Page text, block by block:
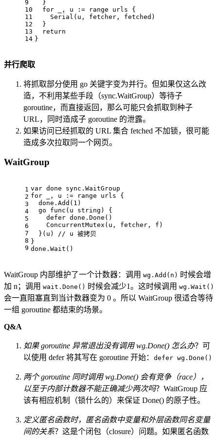
9
10
11
12
13
14
  }
for _, u := range urls {
    Serial(u, fetcher, fetched)
  }
return
}
并行爬取
将抓取部分使用 go 关键字变为并行。但如果仅这么改
造，不利用某些手段（sync.WaitGroup）等待子
goroutine，而直接返回，那么可能只会抓取到种子
URL，同时造成子 goroutine 的泄露。
如果访问已经抓取的 URL 集合 fetched 不加锁，很可能
造成多次拉取同一个网页。
WaitGroup
1
2
3
4
5
6
7
8
9
var done sync.WaitGroup
for _, u := range urls {
  done.Add(
1 )
go
func (u string )
{
defer done.Done()
    ConcurrentMutex(u, fetcher, f)
  }(u)
// u 被拷贝
}
done.Wait()
WaitGroup 内部维护了一个计数器：调用 wg.Add(n) 时候会增
加 n；调用 wait.Done() 时候会减少1。这时候调用 wg.Wait()
会一直阻塞直到当计数器变为 0 。所以 WaitGroup 很适合等待
一组 goroutine 都结束的场景。
Q&A
如果 goroutine 异常退出没有调用 wg.Done() 怎么办？可
以使用 defer 将其写在 goroutine 开始： defer wg.Done()
两个 goroutine 同时调用 wg.Done() 会有竞争（race），
以至于内部计数器不能正确减少两次吗？WaitGroup 应
该有相应机制（锁什么的）来保证 Done() 的原子性。
定义匿名函数时，匿名函数中变量和外层函数同名变量
间的关系？这是个闭包（closure）问题。如果匿名函数